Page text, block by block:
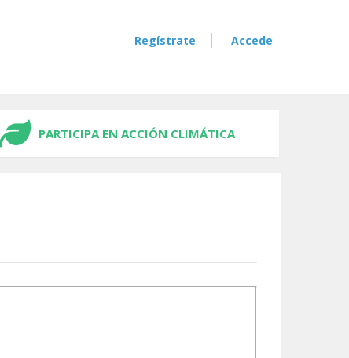
Regístrate Accede
PARTICIPA EN ACCIÓN CLIMÁTICA